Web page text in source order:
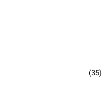
(35)